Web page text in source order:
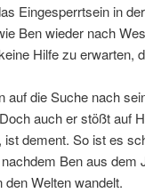
Eingesperrtsein in
Ben wieder nach
Hilfe zu erwarten,
die Suche nach
auch er stößt auf
dement. So ist es
Ben aus dem
Welten wandelt.